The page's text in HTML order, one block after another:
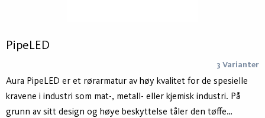
PipeLED
3 Varianter
Aura PipeLED er et rørarmatur av høy kvalitet for de spesielle
kravene i industri som mat-, metall- eller kjemisk industri. På
grunn av sitt design og høye beskyttelse tåler den tøffe